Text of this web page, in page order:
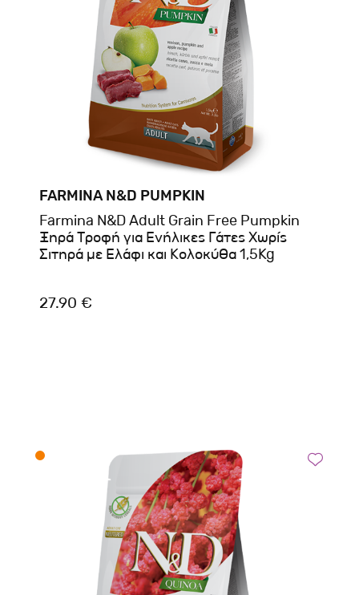
FARMINA N&D PUMPKIN
Farmina N&D Adult Grain Free Pumpkin
Ξηρά Τροφή για Ενήλικες Γάτες Xωρίς
Σιτηρά με Ελάφι και Κολοκύθα 1,5Kg
27.90 €